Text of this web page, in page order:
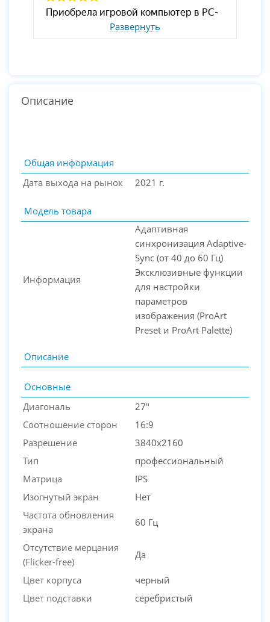
PC-Arena на карте Москвы — Яндекс Карты
Развернуть
Описание
Общая информация
Дата выхода на рынок
2021 г.
Модель товара
Информация
Адаптивная
синхронизация Adaptive-
Sync (от 40 до 60 Гц)
Эксклюзивные функции
для настройки
параметров
изображения (ProArt
Preset и ProArt Palette)
Описание
Основные
Диагональ
27"
Соотношение сторон
16:9
Разрешение
3840x2160
Тип
профессиональный
Матрица
IPS
Изогнутый экран
Нет
Частота обновления
экрана
60 Гц
Отсутствие мерцания
(Flicker-free)
Да
Цвет корпуса
черный
Цвет подставки
серебристый